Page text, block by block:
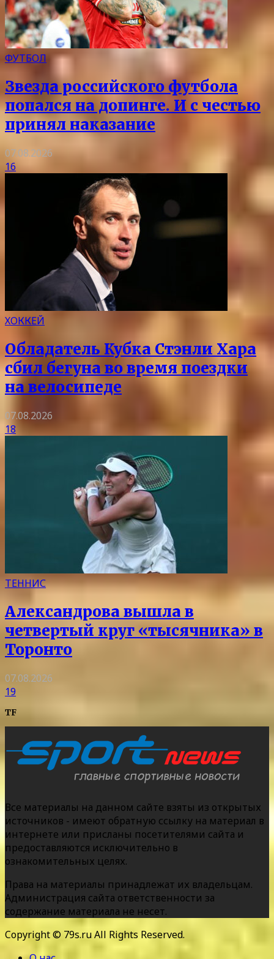
ФУТБОЛ
Звезда российского футбола
попался на допинге. И с честью
принял наказание
07.08.2026
16
ХОККЕЙ
Обладатель Кубка Стэнли Хара
сбил бегуна во время поездки
на велосипеде
07.08.2026
18
ТЕННИС
Александрова вышла в
четвертый круг «тысячника» в
Торонто
07.08.2026
19
TF
Все материалы на данном сайте взяты из открытых
источников - имеют обратную ссылку на материал в
интернете или присланы посетителями сайта и
предоставляются исключительно в
ознакомительных целях.
Права на материалы принадлежат их владельцам.
Администрация сайта ответственности за
содержание материала не несет.
Copyright © 79s.ru All Rights Reserved.